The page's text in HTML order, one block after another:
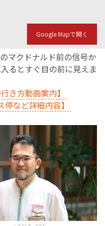
Google Mapで開く
マクドナルド前の信号か
るとすぐ目の前に見えま
き方動画案内】
停など詳細内容】